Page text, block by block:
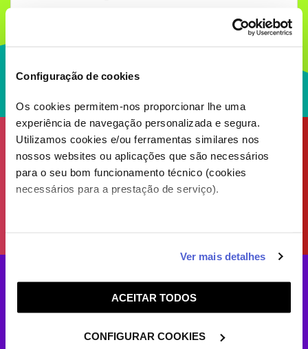
Configuração de cookies
Os cookies permitem-nos proporcionar lhe uma
experiência de navegação personalizada e segura.
Utilizamos cookies e/ou ferramentas similares nos
nossos websites ou aplicações que são necessários
para o seu bom funcionamento técnico (cookies
necessários para a prestação de serviço).
este serviço às suas preferências e apresentar-lhe
funcionalidades (cookies de personalização e
funcionalidade) e adaptar anúncios aos seus interesses
(cookies de publicidade personalizada). Pode gerir a
Ver mais detalhes
ACEITAR TODOS
CONFIGURAR COOKIES